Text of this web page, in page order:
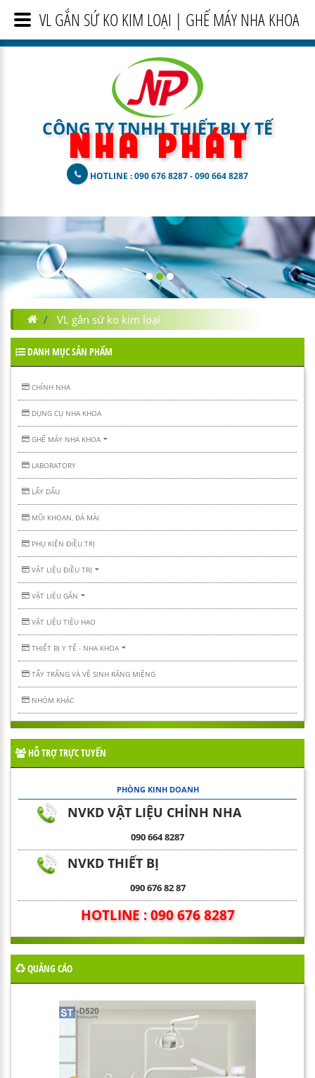
CÔNG TY TNHH THIẾT BỊ Y TẾ
N H A P H Á T
HOTLINE : 090 676 8287 - 090 664 8287
VL gắn sứ ko kim loại
DANH MỤC SẢN PHẨM
CHỈNH NHA
DỤNG CỤ NHA KHOA
GHẾ MÁY NHA KHOA
LABORATORY
LẤY DẤU
MŨI KHOAN, ĐÁ MÀI
PHỤ KIỆN ĐIỀU TRỊ
VẬT LIỆU ĐIỀU TRỊ
VẬT LIỆU GẮN
VẬT LIỆU TIÊU HAO
THIẾT BỊ Y TẾ - NHA KHOA
TẨY TRẮNG VÀ VỆ SINH RĂNG MIỆNG
NHÓM KHÁC
HỖ TRỢ TRỰC TUYẾN
PHÒNG KINH DOANH
NVKD VẬT LIỆU CHỈNH NHA
090 664 8287
NVKD THIẾT BỊ
090 676 82 87
HOTLINE : 090 676 8287
QUẢNG CÁO
VL GẮN SỨ KO KIM LOẠI | GHẾ MÁY NHA KHOA